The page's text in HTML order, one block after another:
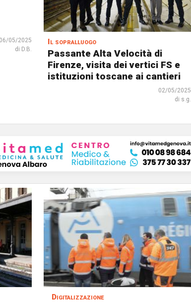
06/05/2025
di D.B.
Il sopralluogo
Passante Alta Velocità di
Firenze, visita dei vertici FS e
istituzioni toscane ai cantieri
02/05/2025
di s.g.
Digitalizzazione